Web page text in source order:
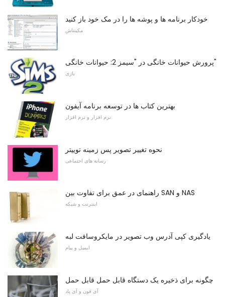
خودکار برنامه ها و پوشه ها را در مک خود باز کنید
مکینتاش
پرورش حیوانات خانگی در "سیمز 2: حیوانات خانگی"
بازی
بهترین کتاب ها در توسعه برنامه آیفون
نرم افزار و نرم افزار
نحوه تغییر تصویر پس زمینه توییتر
رسانه های اجتماعی
راهنمای در عمق برای تفاوت بین SAN و NAS
اینترنت و شبکه
یادگیری کپی آدرس وب تصویر در مایکروسافت لبه
ایمیل و پیام
چگونه برای ذخیره یک دستگاه قابل حمل قابل حمل
آی فون و آی پاد